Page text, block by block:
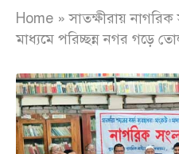
Home »সাতক্ষীরায় নাগরিক
মাধ্যমে পরিচ্ছন্ন নগর গড়ে